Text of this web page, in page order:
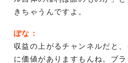
きちゃうんですよ。
ぽな：
収益の上がるチャンネルだと
に価値がありますもんね。ブ